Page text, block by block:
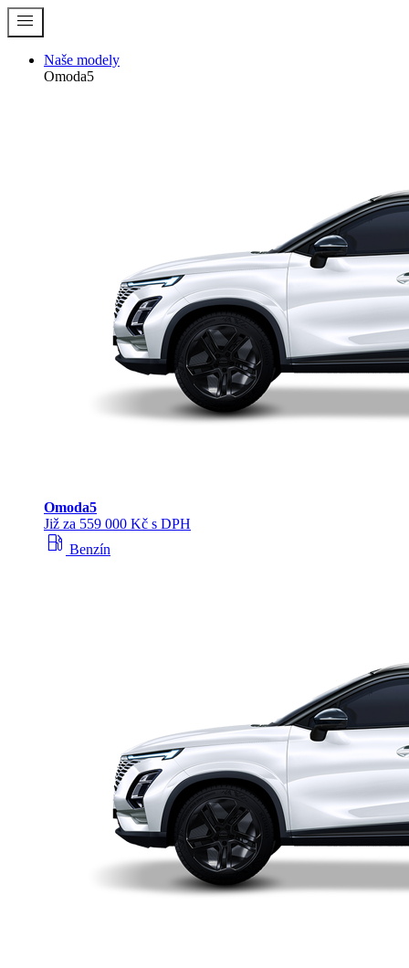
menu
Naše modely
Omoda5
Omoda5
Již za 559 000 Kč s DPH
local_gas_station Benzín